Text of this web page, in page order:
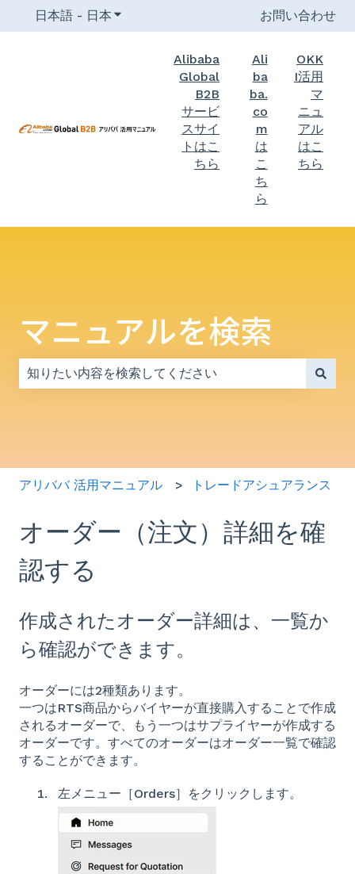
日本語 - 日本 翻訳のサブメニューを表示お問い合わせ
Alibaba
Global
B2B
サービ
スサイ
トはこ
ちら
Ali
ba
ba.
co
m
は
こ
ち
ら
OKK
I活用
マ
ニュ
アル
はこ
ちら
マニュアルを検索
アリババ 活用マニュアル トレードアシュアランス
オーダー（注文）詳細を確
認する
作成されたオーダー詳細は、一覧か
ら確認ができます。
オーダーには2種類あります。
一つはRTS商品からバイヤーが直接購入することで作成
されるオーダーで、もう一つはサプライヤーが作成する
オーダーです。すべてのオーダーはオーダー一覧で確認
することができます。
左メニュー［Orders］をクリックします。